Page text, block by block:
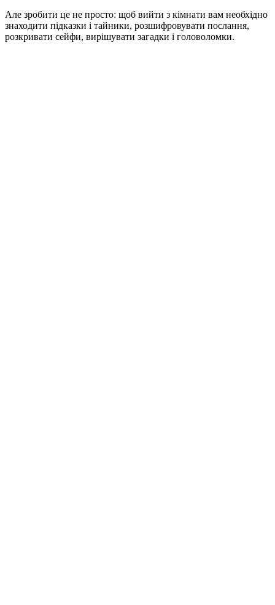
Але зробити це не просто: щоб вийти з кімнати вам необхідно
знаходити підказки і тайники, розшифровувати послання,
розкривати сейфи, вирішувати загадки і головоломки.